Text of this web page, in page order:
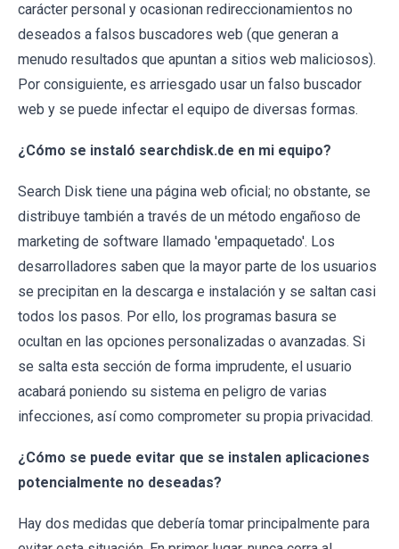
carácter personal y ocasionan redireccionamientos no
deseados a falsos buscadores web (que generan a
menudo resultados que apuntan a sitios web maliciosos).
Por consiguiente, es arriesgado usar un falso buscador
web y se puede infectar el equipo de diversas formas.
¿Cómo se instaló searchdisk.de en mi equipo?
Search Disk tiene una página web oficial; no obstante, se
distribuye también a través de un método engañoso de
marketing de software llamado 'empaquetado'. Los
desarrolladores saben que la mayor parte de los usuarios
se precipitan en la descarga e instalación y se saltan casi
todos los pasos. Por ello, los programas basura se
ocultan en las opciones personalizadas o avanzadas. Si
se salta esta sección de forma imprudente, el usuario
acabará poniendo su sistema en peligro de varias
infecciones, así como comprometer su propia privacidad.
¿Cómo se puede evitar que se instalen aplicaciones
potencialmente no deseadas?
Hay dos medidas que debería tomar principalmente para